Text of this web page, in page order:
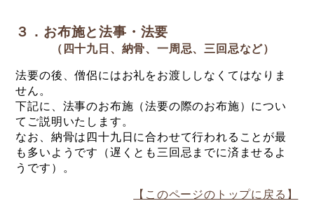
３．お布施と法事・法要
（四十九日、納骨、一周忌、三回忌など）
法要の後、僧侶にはお礼をお渡ししなくてはなりま
せん。
下記に、法事のお布施（法要の際のお布施）につい
てご説明いたします。
なお、納骨は四十九日に合わせて行われることが最
も多いようです（遅くとも三回忌までに済ませるよ
うです）。
【このページのトップに戻る】